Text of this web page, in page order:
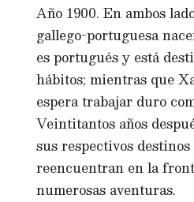
Año 1900. En ambos
gallego-portuguesa
es portugués y está
hábitos; mientras que
espera trabajar duro
Veintitantos años
sus respectivos
reencuentran en la
numerosas aventuras.